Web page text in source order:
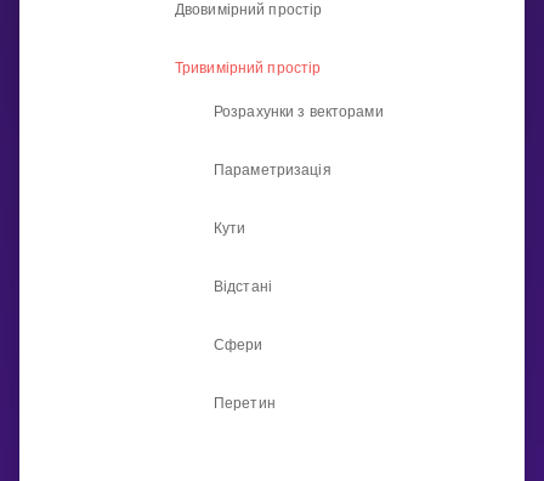
Двовимірний простір
Тривимірний простір
Розрахунки з векторами
Параметризація
Кути
Відстані
Сфери
Перетин